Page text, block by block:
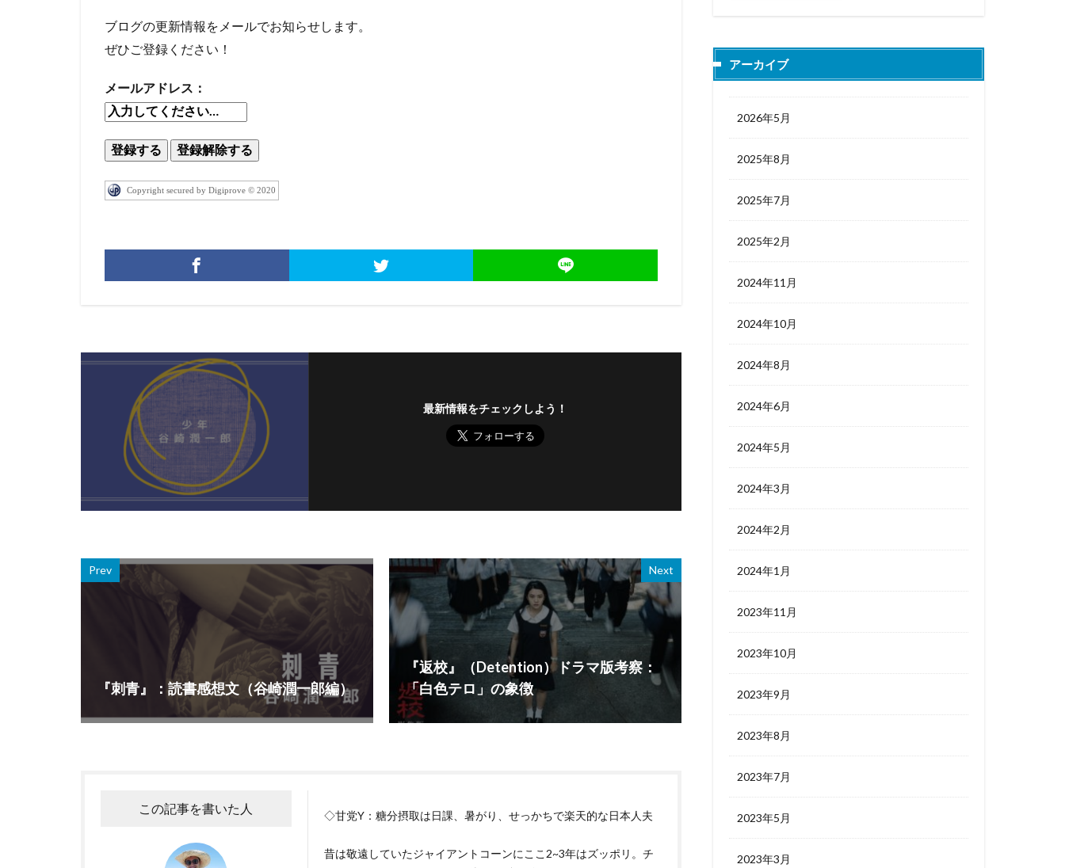
ブログの更新情報をメールでお知らせします。
ぜひご登録ください！
メールアドレス：
Copyright secured by Digiprove © 2020
最新情報をチェックしよう！
Prev
『刺青』：読書感想文（谷崎潤一郎編）
Next
『返校』（Detention）ドラマ版考察：
「白色テロ」の象徴
この記事を書いた人 ◇甘党Y：糖分摂取は日課、暑がり、せっかちで楽天的な日本人夫
昔は敬遠していたジャイアントコーンにここ2~3年はズッポリ。チ
アーカイブ
2026年5月
2025年8月
2025年7月
2025年2月
2024年11月
2024年10月
2024年8月
2024年6月
2024年5月
2024年3月
2024年2月
2024年1月
2023年11月
2023年10月
2023年9月
2023年8月
2023年7月
2023年5月
2023年3月